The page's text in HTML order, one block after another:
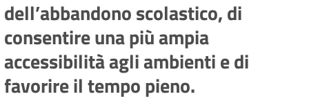
dell’abbandono scolastico, di
consentire una più ampia
accessibilità agli ambienti e di
favorire il tempo pieno.